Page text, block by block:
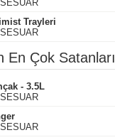
Trayleri
En Çok Satanları
- 3.5L